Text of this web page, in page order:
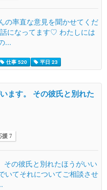
の率直な意見を聞かせてくだ
になってます♡ わたしには
...
仕事 520 平日 23
ます。 その彼氏と別れた
援 7
その彼氏と別れたほうがいい
いてそれについてご相談させ